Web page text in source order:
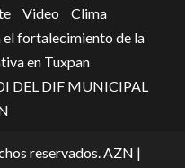
Video
Clima
el fortalecimiento de la
en Tuxpan
DEL DIF MUNICIPAL
reservados. AZN |